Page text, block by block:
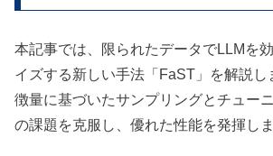
本記事では、限られたデータでLLMを
イズする新しい手法「FaST」を解説
徴量に基づいたサンプリングとチュー
の課題を克服し、優れた性能を発揮しま